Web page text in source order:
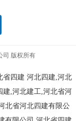
司 版权所有
省四建 河北四建,河北
建,河北建工,河北省河
北省河北四建有限公